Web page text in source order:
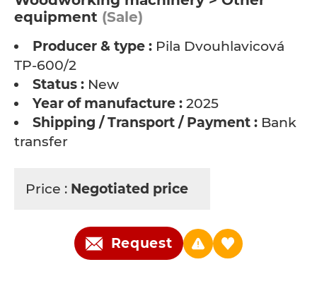
equipment (Sale)
Producer & type : Pila Dvouhlavicová
TP-600/2
Status : New
Year of manufacture : 2025
Shipping / Transport / Payment : Bank
transfer
Price : Negotiated price
Request